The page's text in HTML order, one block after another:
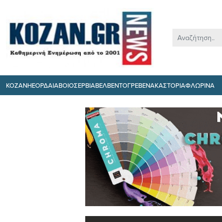
ΚΟΖΑΝΗΕΟΡΔΑΙΑΒΟΙΟΣΕΡΒΙΑΒΕΛΒΕΝΤΟΓΡΕΒΕΝΑΚΑΣΤΟΡΙΑΦΛΩΡΙΝΑ